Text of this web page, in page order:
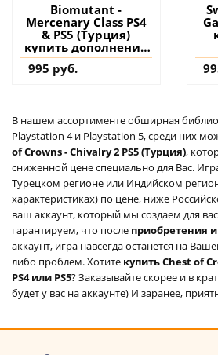
Biomutant -
Mercenary Class PS4
& PS5 (Турция)
купить дополнение
на аккаунт
995 руб.
В нашем ассортименте обширная
Playstation 4 и Playstation 5, среди них
of Crowns - Chivalry 2 PS5 (Турция),
сниженной цене специально для Вас.
Турецком регионе или Индийском
характеристиках) по цене, ниже
ваш аккаунт, который мы создаем для
гарантируем, что после приобретения
аккаунт, игра навсегда останется на
либо проблем. Хотите купить Chest of
PS4 или PS5? Заказывайте скорее и в
будет у вас на аккаунте) И заранее,